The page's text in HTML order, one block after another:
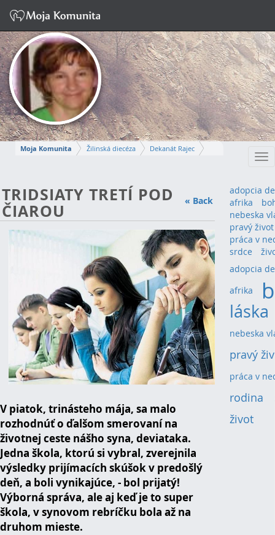
Moja Komunita Žilinská diecéza
Dekanát Rajec
EVA
Napísať správu
« Back
TRIDSIATY TRETÍ POD
ČIAROU
V piatok, trinásteho mája, sa malo
rozhodnúť o ďalšom smerovaní na
životnej ceste nášho syna, deviataka.
Jedna škola, ktorú si vybral, zverejnila
výsledky prijímacích skúšok v predošlý
deň, a boli vynikajúce, - bol prijatý!
Výborná správa, ale aj keď je to super
škola, v synovom rebríčku bola až na
druhom mieste.
adopcia
afrika
nebeska
pravý
práca v
srdce
adopcia
afrika
láska
nebeska
pravý
práca v
rodina
život